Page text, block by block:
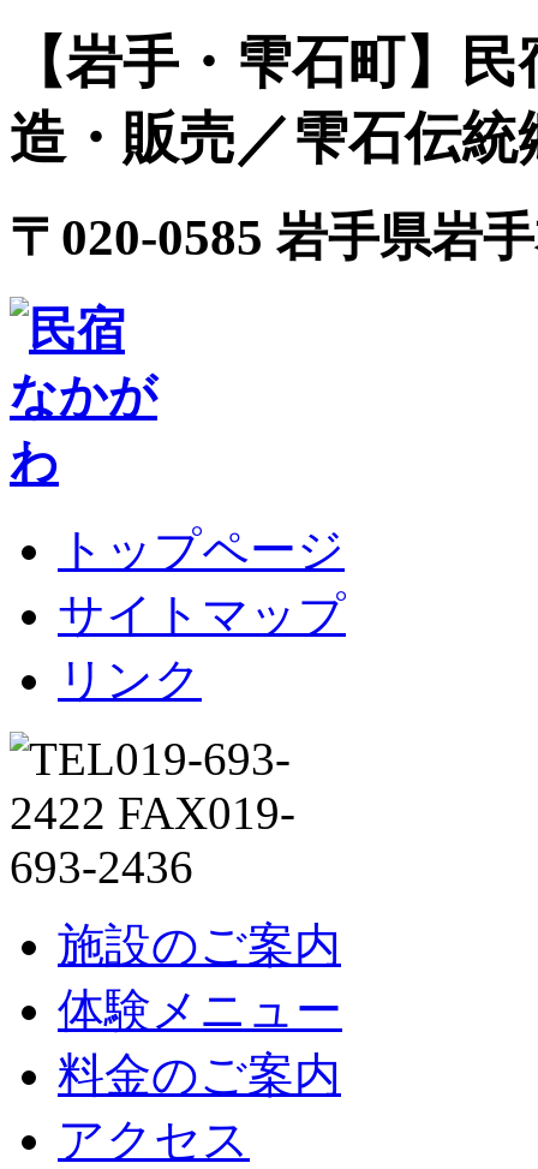
【岩手・雫石町】
造・販売／雫石伝
〒020-0585 岩手県岩
トップページ
サイトマップ
リンク
施設のご案内
体験メニュー
料金のご案内
アクセス